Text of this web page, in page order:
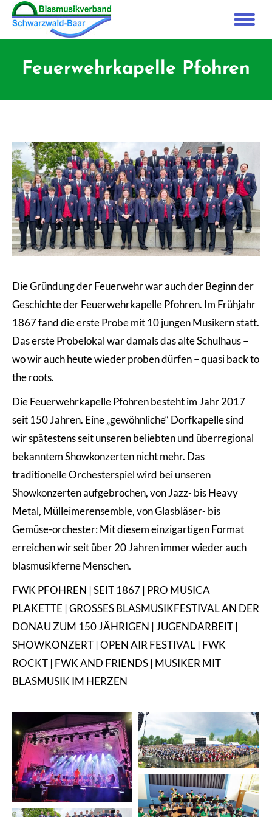
Feuerwehrkapelle Pfohren
Die Gründung der Feuerwehr war auch der Beginn der
Geschichte der Feuerwehrkapelle Pfohren. Im Frühjahr
1867 fand die erste Probe mit 10 jungen Musikern statt.
Das erste Probelokal war damals das alte Schulhaus –
wo wir auch heute wieder proben dürfen – quasi back to
the roots.
Die Feuerwehrkapelle Pfohren besteht im Jahr 2017
seit 150 Jahren. Eine „gewöhnliche“ Dorfkapelle sind
wir spätestens seit unseren beliebten und überregional
bekanntem Showkonzerten nicht mehr. Das
traditionelle Orchesterspiel wird bei unseren
Showkonzerten aufgebrochen, von Jazz- bis Heavy
Metal, Mülleimerensemble, von Glasbläser- bis
Gemüse-orchester: Mit diesem einzigartigen Format
erreichen wir seit über 20 Jahren immer wieder auch
blasmusikferne Menschen.
FWK PFOHREN | SEIT 1867 | PRO MUSICA
PLAKETTE | GROSSES BLASMUSIKFESTIVAL AN DER
DONAU ZUM 150 JÄHRIGEN | JUGENDARBEIT |
SHOWKONZERT | OPEN AIR FESTIVAL | FWK
ROCKT | FWK AND FRIENDS | MUSIKER MIT
BLASMUSIK IM HERZEN